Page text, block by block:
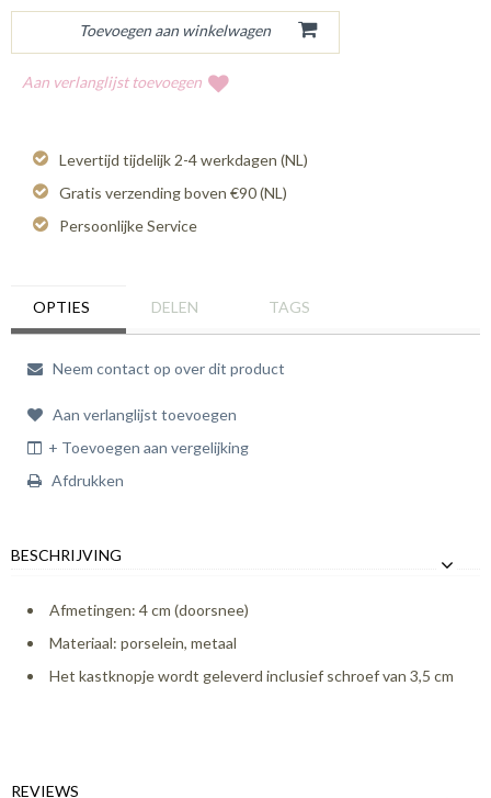
Aan verlanglijst toevoegen
Levertijd tijdelijk 2-4 werkdagen (NL)
Gratis verzending boven €90 (NL)
Persoonlijke Service
OPTIES DELEN TAGS
Neem contact op over dit product
Aan verlanglijst toevoegen
+ Toevoegen aan vergelijking
Afdrukken
BESCHRIJVING
Afmetingen: 4 cm (doorsnee)
Materiaal: porselein, metaal
Het kastknopje wordt geleverd inclusief schroef van 3,5 cm
REVIEWS